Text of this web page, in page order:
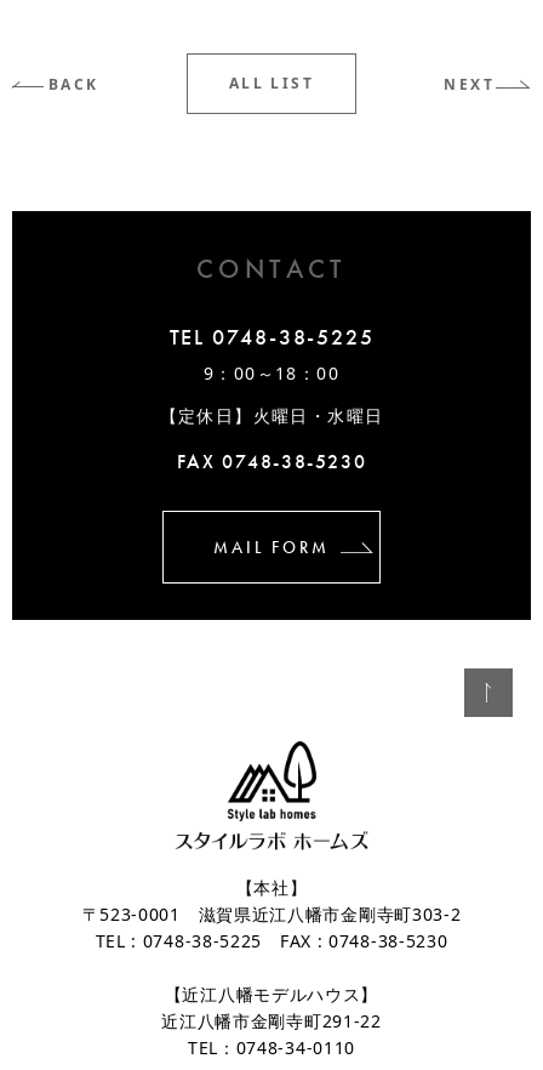
BACK ALL LIST NEXT
CONTACT
TEL 0748-38-5225
9：00～18：00
【定休日】火曜日・水曜日
FAX 0748-38-5230
MAIL FORM
【本社】
〒523-0001 滋賀県近江八幡市金剛寺町303-2
TEL : 0748-38-5225 FAX : 0748-38-5230
【近江八幡モデルハウス】
近江八幡市金剛寺町291-22
TEL：0748-34-0110